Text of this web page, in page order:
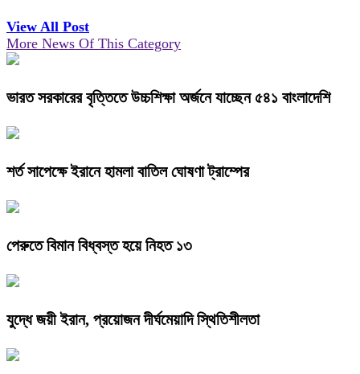
View All Post
More News Of This Category
ভারত সরকারের বৃত্তিতে উচ্চশিক্ষা অর্জনে যাচ্ছেন ৫৪১ বাংলাদেশি
শর্ত সাপেক্ষে ইরানে হামলা বাতিল ঘোষণা ট্রাম্পের
পেরুতে বিমান বিধ্বস্ত হয়ে নিহত ১৩
যুদ্ধে জয়ী ইরান, প্রয়োজন দীর্ঘমেয়াদি স্থিতিশীলতা